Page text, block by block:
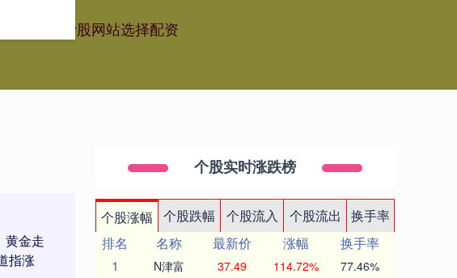
配资炒股网站选择配资
黄金走
指涨
个股实时涨跌榜
个股涨幅 个股跌幅 个股流入 个股流出
换手率
排名
名称 最新价 涨幅
换手率
1
N津富 37.49 114.72% 77.46%